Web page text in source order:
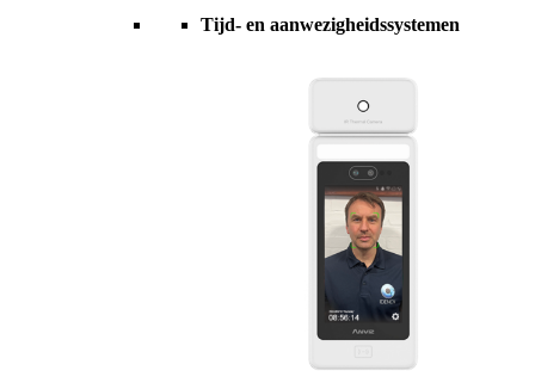
Tijd- en aanwezigheidssystemen